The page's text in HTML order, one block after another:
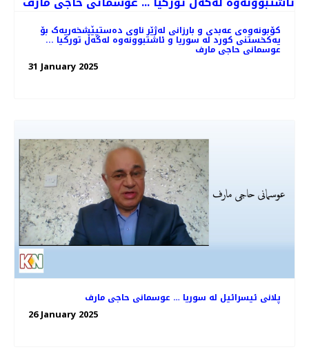
کۆبونەوەی عەبدی و بارزانی لەژێر ناوی دەستپێشخەریەک بۆ
یەکخستنی کورد لە سوریا و ئاشتبوونەوە لەگەڵ تورکیا ...
عوسمانی حاجی مارف
31 January 2025
پلانی ئیسرائیل لە سوریا … عوسمانی حاجی مارف
26 January 2025